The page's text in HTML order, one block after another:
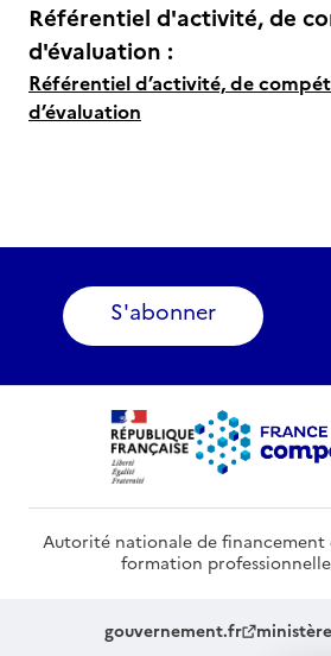
Référentiel d'activité, de
d'évaluation :
Référentiel d’activité, de
d’évaluation
S'abonner
Autorité nationale de financement
formation
gouvernement.fr